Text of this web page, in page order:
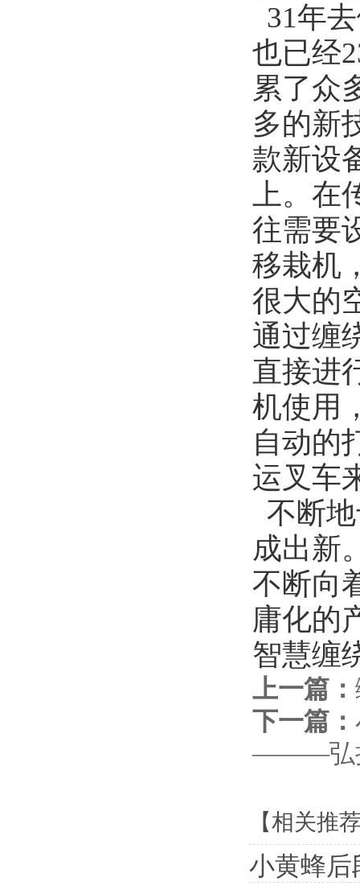
31年
也已经
累了众
多的新
款新设
上。
往需要
移栽机
很大的
通过缠
直接进
机使用
自动的
运叉车
不断
成出新
不断向
庸化的
智慧缠
上一篇：
下一篇：
———弘
【相关推
小黄蜂后